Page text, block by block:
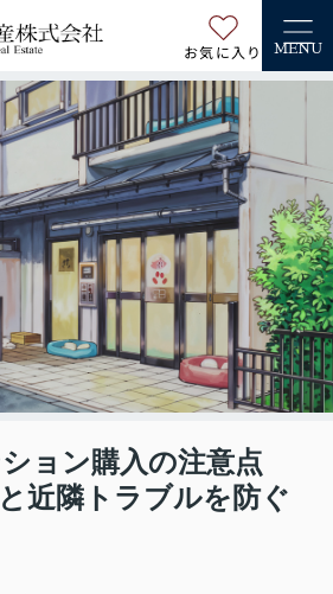
お気に入り MENU
ョン購入の注意点
近隣トラブルを防ぐ